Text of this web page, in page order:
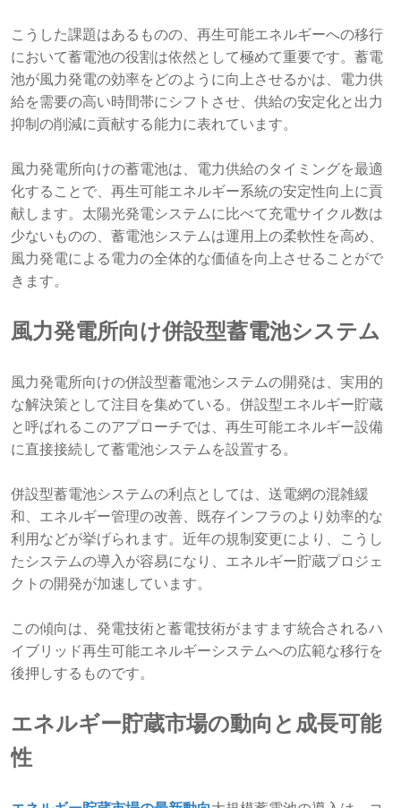
こうした課題はあるものの、再生可能エネルギーへの移行
において蓄電池の役割は依然として極めて重要です。蓄電
池が風力発電の効率をどのように向上させるかは、電力供
給を需要の高い時間帯にシフトさせ、供給の安定化と出力
抑制の削減に貢献する能力に表れています。
風力発電所向けの蓄電池は、電力供給のタイミングを最適
化することで、再生可能エネルギー系統の安定性向上に貢
献します。太陽光発電システムに比べて充電サイクル数は
少ないものの、蓄電池システムは運用上の柔軟性を高め、
風力発電による電力の全体的な価値を向上させることがで
きます。
風力発電所向け併設型蓄電池システム
風力発電所向けの併設型蓄電池システムの開発は、実用的
な解決策として注目を集めている。併設型エネルギー貯蔵
と呼ばれるこのアプローチでは、再生可能エネルギー設備
に直接接続して蓄電池システムを設置する。
併設型蓄電池システムの利点としては、送電網の混雑緩
和、エネルギー管理の改善、既存インフラのより効率的な
利用などが挙げられます。近年の規制変更により、こうし
たシステムの導入が容易になり、エネルギー貯蔵プロジェ
クトの開発が加速しています。
この傾向は、発電技術と蓄電技術がますます統合されるハ
イブリッド再生可能エネルギーシステムへの広範な移行を
後押しするものです。
エネルギー貯蔵市場の動向と成長可能
性